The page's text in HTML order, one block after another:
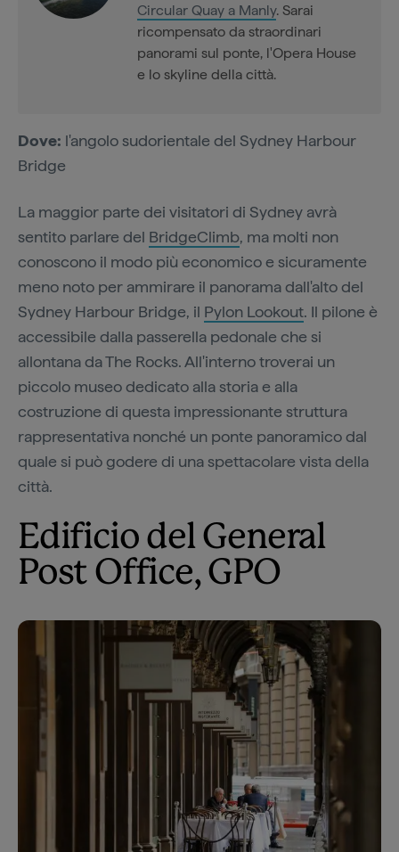
Circular Quay a Manly. Sarai
ricompensato da straordinari
panorami sul ponte, l'Opera House
e lo skyline della città.
Dove: l'angolo sudorientale del Sydney Harbour
Bridge
La maggior parte dei visitatori di Sydney avrà
sentito parlare del BridgeClimb, ma molti non
conoscono il modo più economico e sicuramente
meno noto per ammirare il panorama dall'alto del
Sydney Harbour Bridge, il Pylon Lookout. Il pilone è
accessibile dalla passerella pedonale che si
allontana da The Rocks. All'interno troverai un
piccolo museo dedicato alla storia e alla
costruzione di questa impressionante struttura
rappresentativa nonché un ponte panoramico dal
quale si può godere di una spettacolare vista della
città.
Edificio del General
Post Office, GPO